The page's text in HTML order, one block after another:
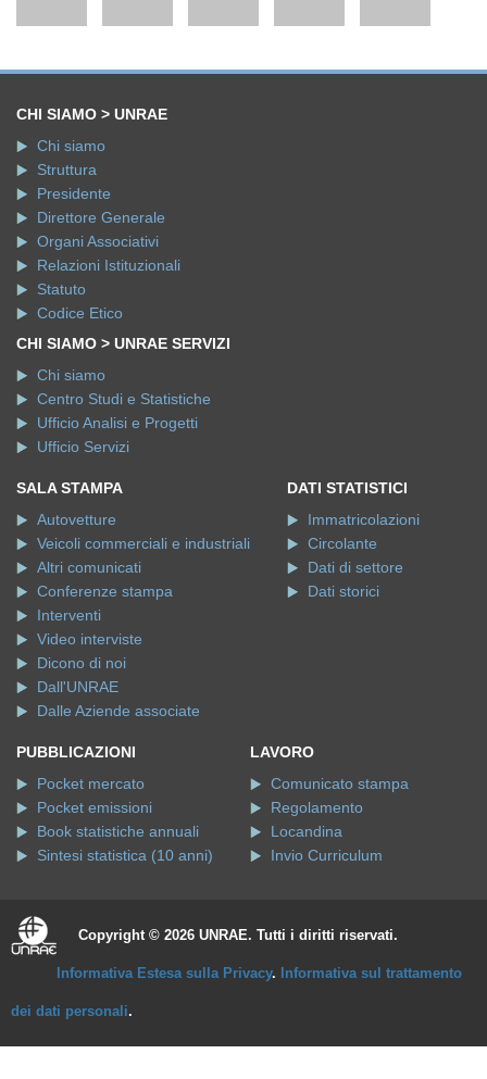
CHI SIAMO > UNRAE
Chi siamo
Struttura
Presidente
Direttore Generale
Organi Associativi
Relazioni Istituzionali
Statuto
Codice Etico
CHI SIAMO > UNRAE SERVIZI
Chi siamo
Centro Studi e Statistiche
Ufficio Analisi e Progetti
Ufficio Servizi
SALA STAMPA
Autovetture
Veicoli commerciali e industriali
Altri comunicati
Conferenze stampa
Interventi
Video interviste
Dicono di noi
Dall'UNRAE
Dalle Aziende associate
DATI STATISTICI
Immatricolazioni
Circolante
Dati di settore
Dati storici
PUBBLICAZIONI
Pocket mercato
Pocket emissioni
Book statistiche annuali
Sintesi statistica (10 anni)
LAVORO
Comunicato stampa
Regolamento
Locandina
Invio Curriculum
Copyright © 2026 UNRAE. Tutti i diritti riservati.
Informativa Estesa sulla Privacy. Informativa sul trattamento
dei dati personali.